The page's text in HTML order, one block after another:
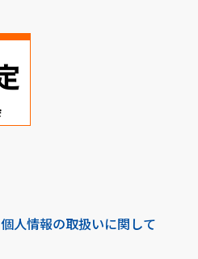
個人情報の取扱いに関して